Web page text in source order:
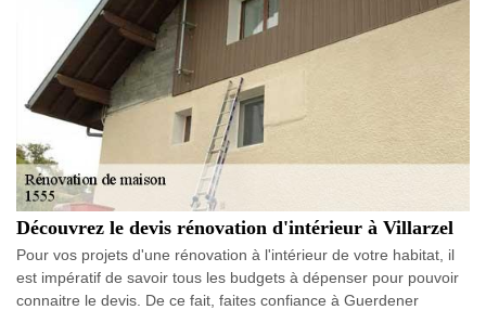
Découvrez le devis rénovation d'intérieur à Villarzel
Pour vos projets d'une rénovation à l'intérieur de votre habitat, il
est impératif de savoir tous les budgets à dépenser pour pouvoir
connaitre le devis. De ce fait, faites confiance à Guerdener